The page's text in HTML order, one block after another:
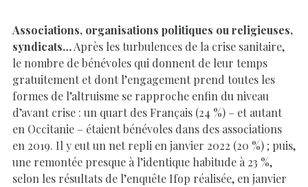
Associations, organisations politiques ou religieuses,
syndicats…Après les turbulences de la crise sanitaire,
le nombre de bénévoles qui donnent de leur temps
gratuitement et dont l’engagement prend toutes les
formes de l’altruisme se rapproche enfin du niveau
d’avant crise : un quart des Français (24 %) – et autant
en Occitanie – étaient bénévoles dans des associations
en 2019. Il y eut un net repli en janvier 2022 (20 %) ; puis,
une remontée presque à l’identique habitude à 23 %,
selon les résultats de l’enquête Ifop réalisée, en janvier